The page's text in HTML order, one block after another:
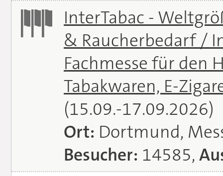
InterTabac -
& Raucherbedarf /
Fachmesse für den
Tabakwaren, E-
(15.09.-17.09.2026)
Ort: Dortmund,
Besucher: 14585,